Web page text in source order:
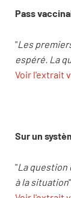
Pass
"Les
espéré. La
Voir l'extrait
Sur un
"La question
à la situation"